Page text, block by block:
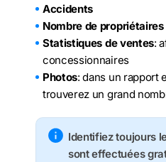
Accidents
Nombre de propriétaires
Statistiques de ventes:
concessionnaires
Photos: dans un rapport
trouverez un grand
Identifiez toujours
sont effectuées